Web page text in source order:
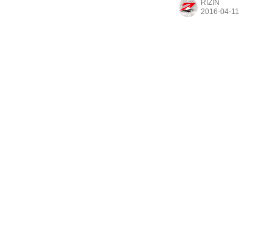
現地集合のプランも
RIZIN